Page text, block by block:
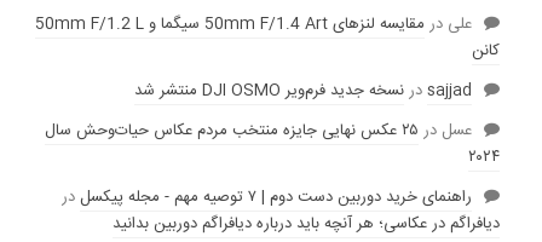
علی در
مقایسه لنز‌های 50mm F/1.4 Art سیگما و 50mm F/1.2 L
کانن
sajjadدرنسخه جدید فرم‌ویر DJI OSMO منتشر شد
عسل در
۲۵ عکس نهایی جایزه منتخب مردم عکاس حیات‌وحش سال
۲۰۲۴
راهنمای خرید دوربین دست دوم | ۷ توصیه مهم - مجله پیکسل
در
دیافراگم در عکاسی؛ هر آنچه باید درباره دیافراگم دوربین بدانید